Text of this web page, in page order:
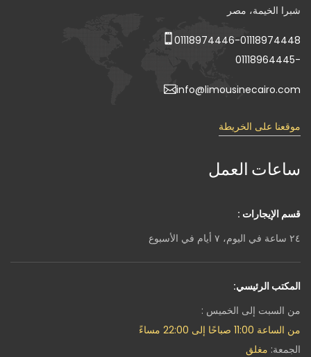
شبرا الخيمة، مصر
01118974446-01118974448
-01118964445
info@limousinecairo.com
موقعنا على الخريطة
ساعات العمل
قسم الإيجارات :
٢٤ ساعة في اليوم، ٧ أيام في الأسبوع
المكتب الرئيسي:
من السبت إلى الخميس :
من الساعة 11:00 صباحًا إلى 22:00 مساءً
الجمعة: مغلق